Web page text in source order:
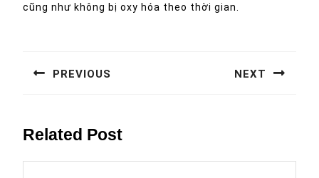
cũng như không bị oxy hóa theo thời gian.
bài
PREVIOUS NEXT
Related Post